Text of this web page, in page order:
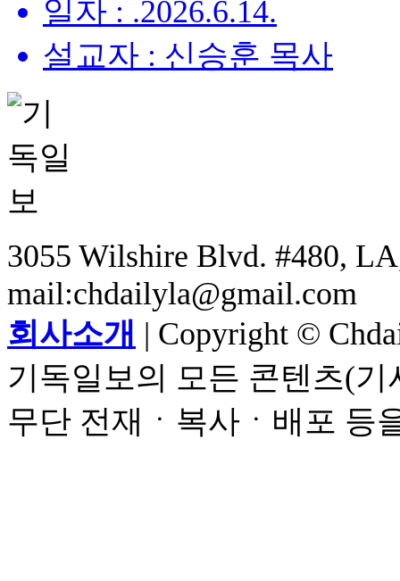
일자 : .2026.6.14.
설교자 : 신승훈 목사
3055 Wilshire Blvd. #480,
mail:chdailyla@gmail.com
회사소개 | Copyright ©
기독일보의 모든 콘텐츠(
무단 전재ㆍ복사ㆍ배포 등